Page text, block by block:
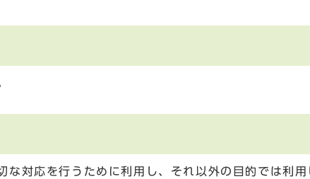
対応を行うために利用し、それ以外の目的では利用